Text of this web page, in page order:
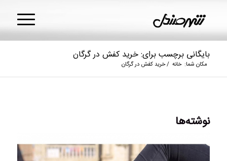
بایگانی برچسب برای: خرید کفش در گرگان
مکان شما: خانه /خرید کفش در گرگان
نوشته‌ها